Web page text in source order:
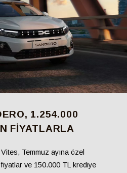
1.254.000
FIYATLARLA
Temmuz ayına özel
ve 150.000 TL krediye